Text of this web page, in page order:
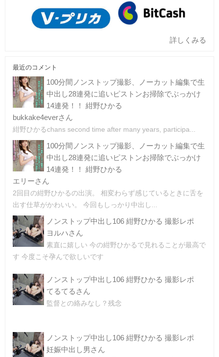
詳しくみる
最近のコメント
100分間ノンストップ撮影、ノーカット編集で生
中出し28連発に追いピストンお掃除でぶっかけ
14連発！！ 紺野ひかる
bukkake4everさん
紺野ひかるchans second time after many years, participa...
100分間ノンストップ撮影、ノーカット編集で生
中出し28連発に追いピストンお掃除でぶっかけ
14連発！！ 紺野ひかる
エリーさん
2回目の紺野ひかるの出演。 相変わらず感じているときに舌を
出す仕草がかわいい。 今回もしっかり中出し...
ノンストップ中出し106 紺野ひかる 撮影レポ
ヨルハさん
素直に嬉しい 今の紺野ひかるで見れることが最高で
す 今度こそ孕んで欲しいです
ノンストップ中出し106 紺野ひかる 撮影レポ
てるてるさん
監督との絡みなし？残念
ノンストップ中出し106 紺野ひかる 撮影レポ
妊娠中出し男さん